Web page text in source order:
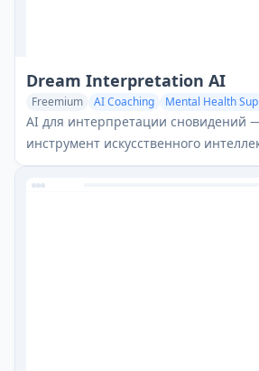
Dream Interpretation AI
Freemium AI Coaching
Mental Health
AI Knowledge Management
AI для интерпретации сновидений
инструмент искусственного
предоставляет мгновенный,
анализ снов, сочетая традиционные